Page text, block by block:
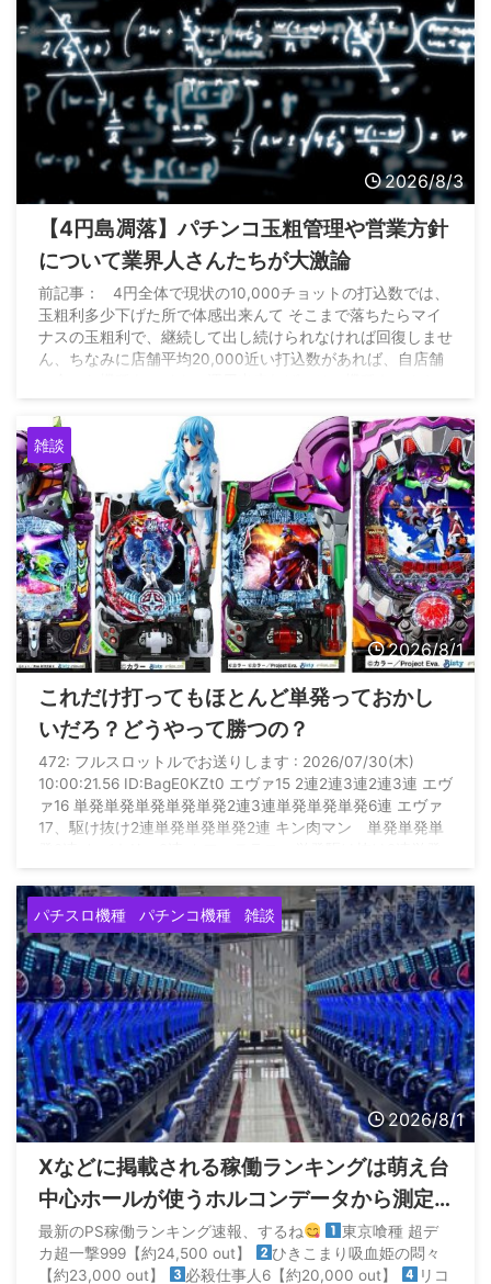
2026/8/3
【4円島凋落】パチンコ玉粗管理や営業方針
について業界人さんたちが大激論
前記事： 4円全体で現状の10,000チョットの打込数では、
玉粗利多少下げた所で体感出来んて そこまで落ちたらマイ
ナスの玉粗利で、継続して出し続けられなければ回復しませ
ん、ちなみに店舗平均20,000近い打込数があれば、自店舗
の上のパチンコ店 (@P_market56) August 2, 2026
雑談
2026/8/1
これだけ打ってもほとんど単発っておかし
いだろ？どうやって勝つの？
472: フルスロットルでお送りします : 2026/07/30(木)
10:00:21.56 ID:BagE0KZt0 エヴァ15 2連2連3連2連3連 エヴ
ァ16 単発単発単発単発単発2連3連単発単発単発6連 エヴァ
17、駆け抜け2連単発単発単発2連 キン肉マン 単発単発単
抜け単発単発3連 暴凶 3連2連駆け抜け駆け抜け なのは
3連 何これ いつになったら勝てるの？ これだけ当たり引い
て万 ...
パチスロ機種 パチンコ機種 雑談
2026/8/1
Xなどに掲載される稼働ランキングは萌え台
中心ホールが使うホルコンデータから測定
されてるから参考にならないらしい
最新のPS稼働ランキング速報、するね
東京喰種 超デ
カ超一撃999【約24,500 out】
ひきこまり吸血姫の悶々
【約23,000 out】
必殺仕事人6【約20,000 out】
リコ